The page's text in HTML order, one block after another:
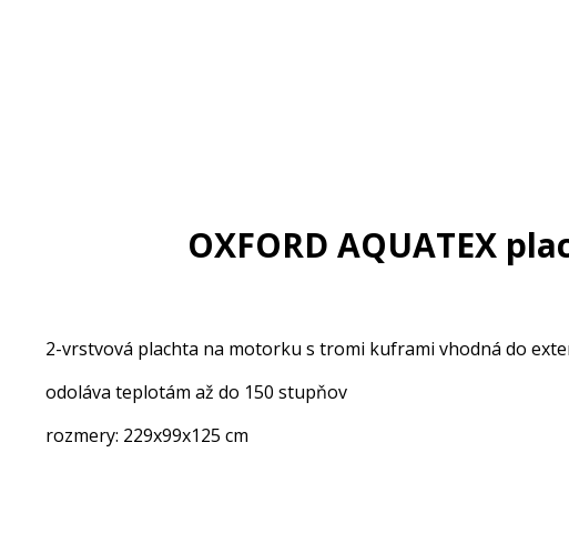
OXFORD AQUATEX
2-vrstvová plachta na motorku s tromi kuframi vhodná do
odoláva teplotám až do 150 stupňov
rozmery: 229x99x125 cm